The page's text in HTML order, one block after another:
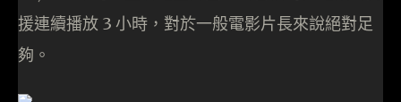
援連續播放 3 小時，對於一般電影片長來說絕對足
夠。